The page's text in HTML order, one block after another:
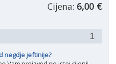
Cijena: 6,00 €
negdje jeftinije?